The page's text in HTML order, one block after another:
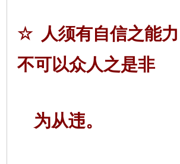
☆ 人须有自信之能
不可以众人之是非
为从违。